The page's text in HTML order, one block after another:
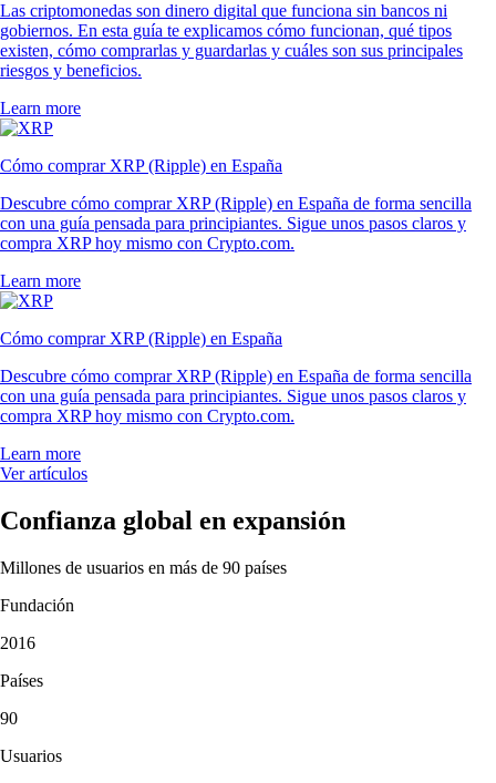
Las criptomonedas son dinero digital que funciona sin bancos ni
gobiernos. En esta guía te explicamos cómo funcionan, qué tipos
existen, cómo comprarlas y guardarlas y cuáles son sus principales
riesgos y beneficios.
Learn more
Cómo comprar XRP (Ripple) en España
Descubre cómo comprar XRP (Ripple) en España de forma sencilla
con una guía pensada para principiantes. Sigue unos pasos claros y
compra XRP hoy mismo con Crypto.com.
Learn more
Cómo comprar XRP (Ripple) en España
Descubre cómo comprar XRP (Ripple) en España de forma sencilla
con una guía pensada para principiantes. Sigue unos pasos claros y
compra XRP hoy mismo con Crypto.com.
Learn more
Ver artículos
Confianza global en expansión
Millones de usuarios en más de 90 países
Fundación
2016
Países
90
Usuarios